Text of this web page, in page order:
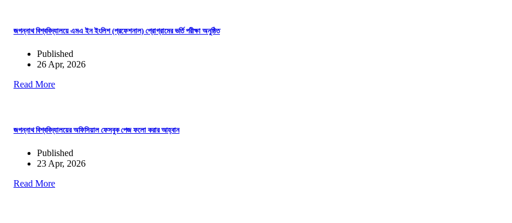
জগন্নাথ বিশ্ববিদ্যালয়ে এমএ ইন ইংলিশ (প্রফেশনাল) প্রোগ্রামের ভর্তি পরীক্ষা অনুষ্ঠিত
Published
26 Apr, 2026
Read More
জগন্নাথ বিশ্ববিদ্যালয়ের অফিসিয়াল ফেসবুক পেজ ফলো করার আহ্বান
Published
23 Apr, 2026
Read More